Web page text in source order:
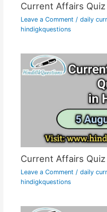
Current Affairs
Leave a Comment / daily
hindigkquestions
Current Affairs
Leave a Comment / daily
hindigkquestions